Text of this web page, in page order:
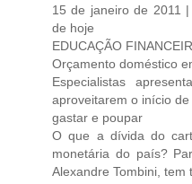
15 de janeiro de 2011
de hoje
EDUCAÇÃO
Orçamento doméstico
Especialistas
aproveitarem o início
gastar e poupar
O que a dívida do
monetária do país?
Alexandre Tombini, tem